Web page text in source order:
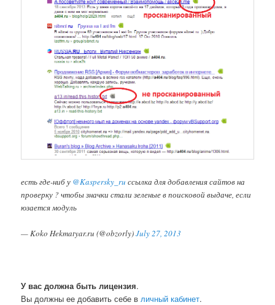
есть где-ниб у @Kaspersky_ru ссылка для добавления сайтов на
проверку ? чтобы значки стали зеленые в поисковой выдаче, если
юзается модуль
— Koko Hekmatyar.ru (@obzorly)July 27, 2013
У вас должна быть лицензия.
Вы должны ее добавить себе в личный кабинет.